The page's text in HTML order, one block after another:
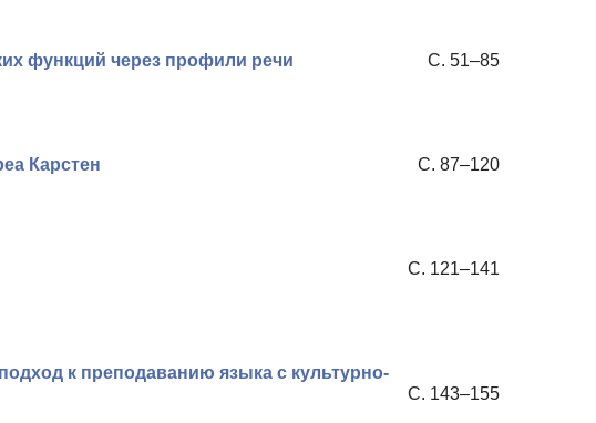
функций через профили речи
С. 51–85
Карстен
С. 87–120
С. 121–141
к преподаванию языка с культурно-
С. 143–155